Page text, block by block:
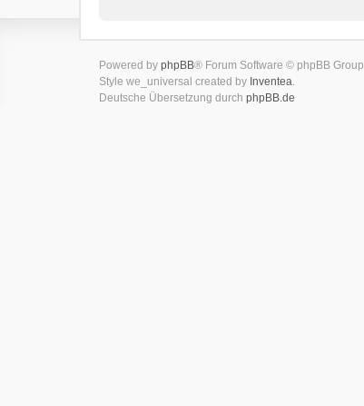
Powered by phpBB® Forum Software © phpBB Group
Style we_universal created by Inventea.
Deutsche Übersetzung durch phpBB.de